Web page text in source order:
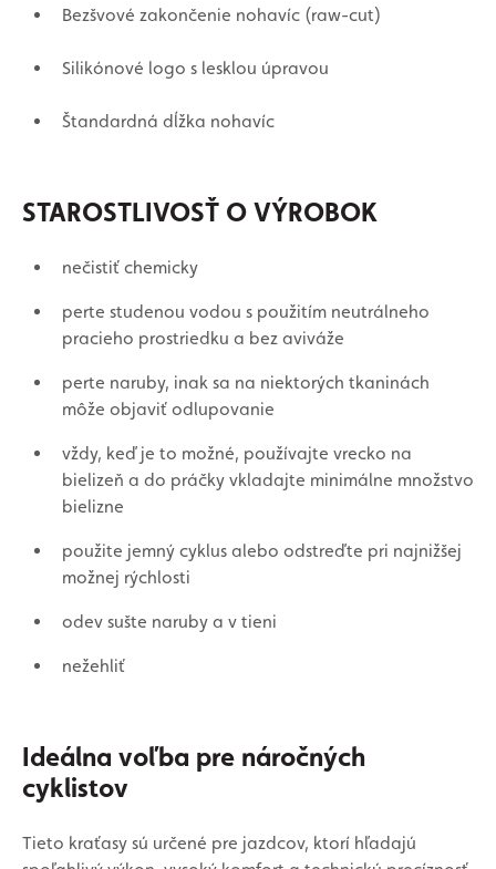
Bezšvové zakončenie nohavíc (raw-cut)
Silikónové logo s lesklou úpravou
Štandardná dĺžka nohavíc
STAROSTLIVOSŤ O VÝROBOK
nečistiť chemicky
perte studenou vodou s použitím neutrálneho
pracieho prostriedku a bez aviváže
perte naruby, inak sa na niektorých tkaninách
môže objaviť odlupovanie
vždy, keď je to možné, používajte vrecko na
bielizeň a do práčky vkladajte minimálne množstvo
bielizne
použite jemný cyklus alebo odstreďte pri najnižšej
možnej rýchlosti
odev sušte naruby a v tieni
nežehliť
Ideálna voľba pre náročných
cyklistov
Tieto kraťasy sú určené pre jazdcov, ktorí hľadajú